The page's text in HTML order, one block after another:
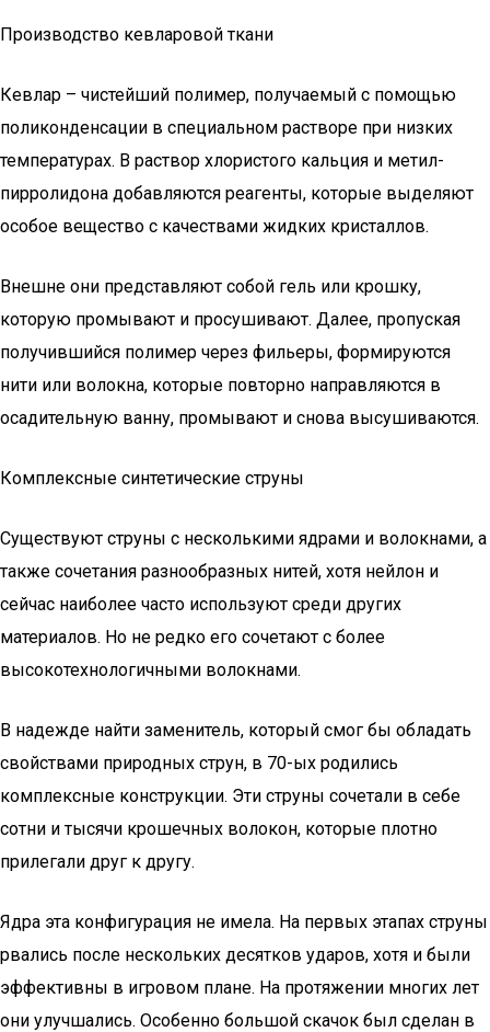
Производство кевларовой ткани
Кевлар – чистейший полимер, получаемый с помощью
поликонденсации в специальном растворе при низких
температурах. В раствор хлористого кальция и метил-
пирролидона добавляются реагенты, которые выделяют
особое вещество с качествами жидких кристаллов.
Внешне они представляют собой гель или крошку,
которую промывают и просушивают. Далее, пропуская
получившийся полимер через фильеры, формируются
нити или волокна, которые повторно направляются в
осадительную ванну, промывают и снова высушиваются.
Комплексные синтетические струны
Существуют струны с несколькими ядрами и волокнами, а
также сочетания разнообразных нитей, хотя нейлон и
сейчас наиболее часто используют среди других
материалов. Но не редко его сочетают с более
высокотехнологичными волокнами.
В надежде найти заменитель, который смог бы обладать
свойствами природных струн, в 70-ых родились
комплексные конструкции. Эти струны сочетали в себе
сотни и тысячи крошечных волокон, которые плотно
прилегали друг к другу.
Ядра эта конфигурация не имела. На первых этапах струны
рвались после нескольких десятков ударов, хотя и были
эффективны в игровом плане. На протяжении многих лет
они улучшались. Особенно большой скачок был сделан в